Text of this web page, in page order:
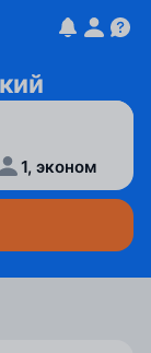
1, эконом